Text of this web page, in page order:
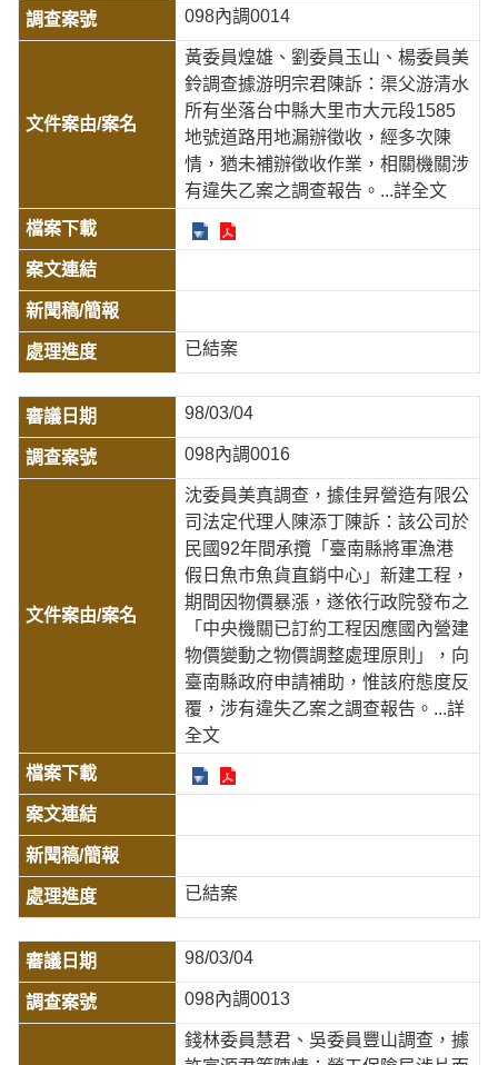
098內調0014
黃委員煌雄、劉委員玉山、楊委員美
鈴調查據游明宗君陳訴：渠父游清水
所有坐落台中縣大里市大元段1585
地號道路用地漏辦徵收，經多次陳
情，猶未補辦徵收作業，相關機關涉
有違失乙案之調查報告。 ...詳全文
已結案
98/03/04
098內調0016
沈委員美真調查，據佳昇營造有限公
司法定代理人陳添丁陳訴：該公司於
民國92年間承攬「臺南縣將軍漁港
假日魚市魚貨直銷中心」新建工程，
期間因物價暴漲，遂依行政院發布之
「中央機關已訂約工程因應國內營建
物價變動之物價調整處理原則」，向
臺南縣政府申請補助，惟該府態度反
覆，涉有違失乙案之調查報告。 ...詳
全文
已結案
98/03/04
098內調0013
錢林委員慧君、吳委員豐山調查，據